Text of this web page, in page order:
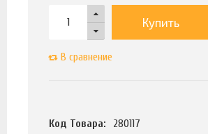
Купить
В сравнение
Код Товара:
280117